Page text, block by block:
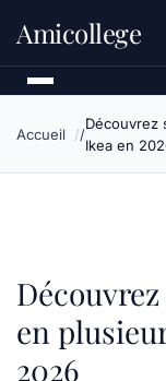
Amicollege
Accueil
Découvrez
Ikea en
en
2026